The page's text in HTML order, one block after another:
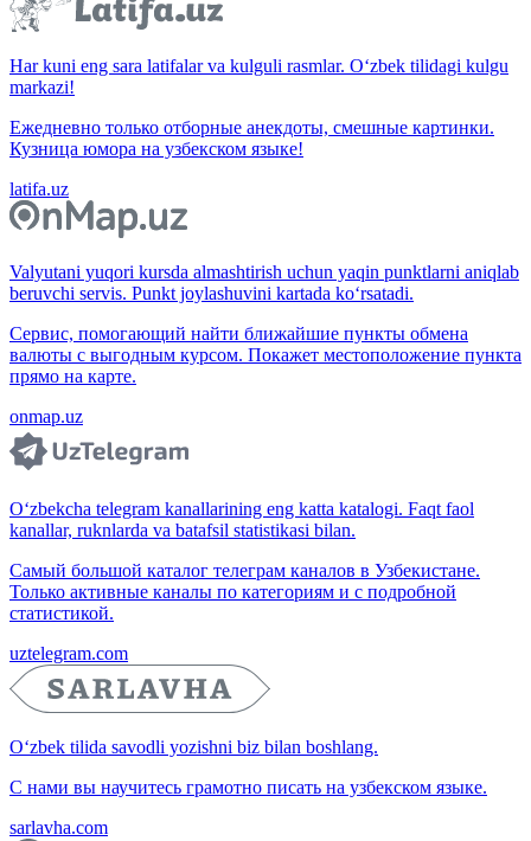
Har kuni eng sara latifalar va kulguli rasmlar. O‘zbek tilidagi kulgu
markazi!
Ежедневно только отборные анекдоты, смешные картинки.
Кузница юмора на узбекском языке!
latifa.uz
Valyutani yuqori kursda almashtirish uchun yaqin punktlarni aniqlab
beruvchi servis. Punkt joylashuvini kartada ko‘rsatadi.
Сервис, помогающий найти ближайшие пункты обмена
валюты с выгодным курсом. Покажет местоположение пункта
прямо на карте.
onmap.uz
O‘zbekcha telegram kanallarining eng katta katalogi. Faqt faol
kanallar, ruknlarda va batafsil statistikasi bilan.
Самый большой каталог телеграм каналов в Узбекистане.
Только активные каналы по категориям и с подробной
статистикой.
uztelegram.com
O‘zbek tilida savodli yozishni biz bilan boshlang.
С нами вы научитесь грамотно писать на узбекском языке.
sarlavha.com